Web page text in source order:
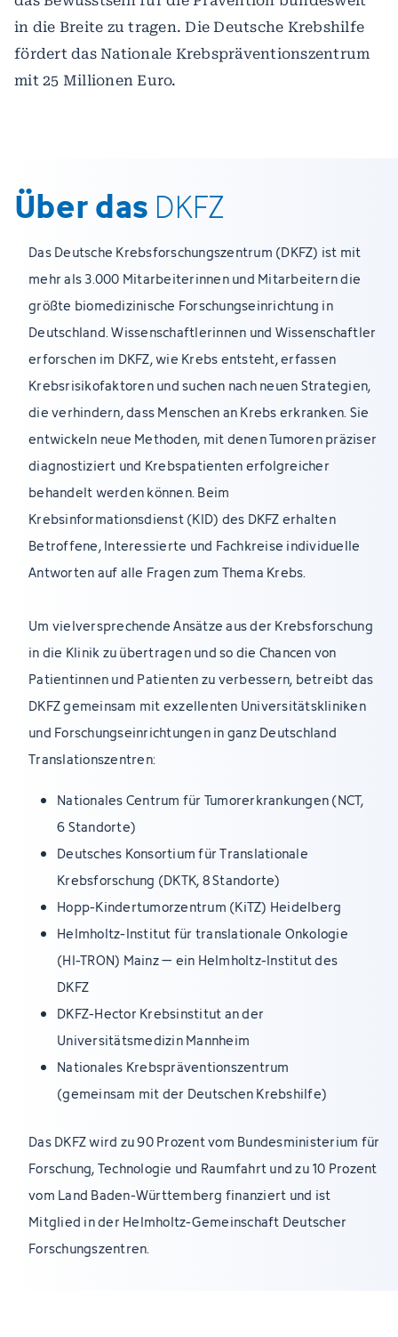
in die Breite zu tragen. Die Deutsche Krebshilfe
fördert das Nationale Krebspräventionszentrum
mit 25 Millionen Euro.
Über das DKFZ
Das Deutsche Krebsforschungszentrum (DKFZ) ist mit
mehr als 3.000 Mitarbeiterinnen und Mitarbeitern die
größte biomedizinische Forschungseinrichtung in
Deutschland. Wissenschaftlerinnen und Wissenschaftler
erforschen im DKFZ, wie Krebs entsteht, erfassen
Krebsrisikofaktoren und suchen nach neuen Strategien,
die verhindern, dass Menschen an Krebs erkranken. Sie
entwickeln neue Methoden, mit denen Tumoren präziser
diagnostiziert und Krebspatienten erfolgreicher
behandelt werden können. Beim
Krebsinformationsdienst (KID) des DKFZ erhalten
Betroffene, Interessierte und Fachkreise individuelle
Antworten auf alle Fragen zum Thema Krebs.
Um vielversprechende Ansätze aus der Krebsforschung
in die Klinik zu übertragen und so die Chancen von
Patientinnen und Patienten zu verbessern, betreibt das
DKFZ gemeinsam mit exzellenten Universitätskliniken
und Forschungseinrichtungen in ganz Deutschland
Translationszentren:
Nationales Centrum für Tumorerkrankungen (NCT,
6 Standorte)
Deutsches Konsortium für Translationale
Krebsforschung (DKTK, 8 Standorte)
Hopp-Kindertumorzentrum (KiTZ) Heidelberg
Helmholtz-Institut für translationale Onkologie
(HI-TRON) Mainz – ein Helmholtz-Institut des
DKFZ
DKFZ-Hector Krebsinstitut an der
Universitätsmedizin Mannheim
Nationales Krebspräventionszentrum
(gemeinsam mit der Deutschen Krebshilfe)
Das DKFZ wird zu 90 Prozent vom Bundesministerium für
Forschung, Technologie und Raumfahrt und zu 10 Prozent
vom Land Baden-Württemberg finanziert und ist
Mitglied in der Helmholtz-Gemeinschaft Deutscher
Forschungszentren.